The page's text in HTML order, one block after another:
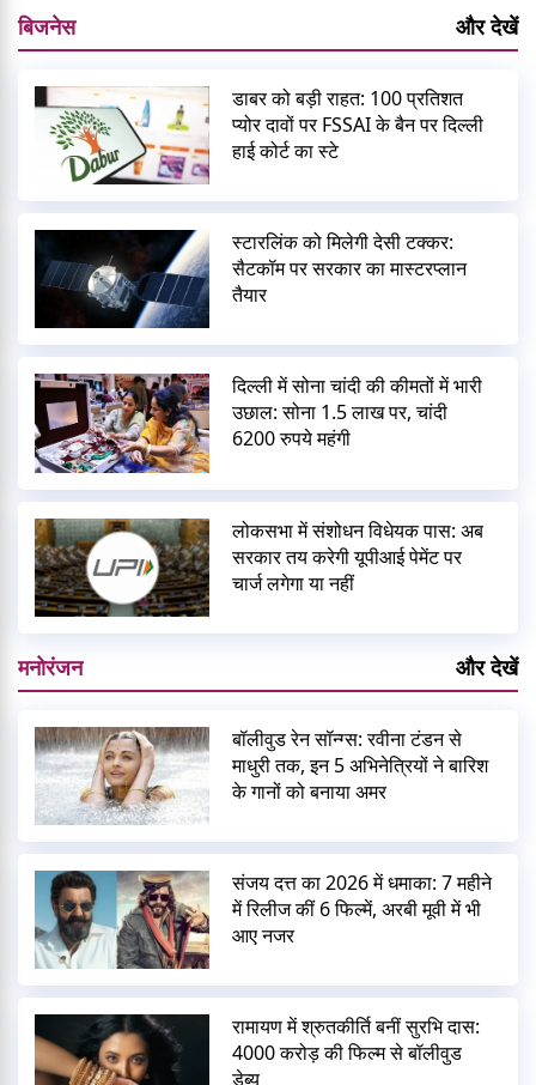
बिजनेस और देखें
डाबर को बड़ी राहत: 100 प्रतिशत
प्योर दावों पर FSSAI के बैन पर दिल्ली
हाई कोर्ट का स्टे
स्टारलिंक को मिलेगी देसी टक्कर:
सैटकॉम पर सरकार का मास्टरप्लान
तैयार
दिल्ली में सोना चांदी की कीमतों में भारी
उछाल: सोना 1.5 लाख पर, चांदी
6200 रुपये महंगी
लोकसभा में संशोधन विधेयक पास: अब
सरकार तय करेगी यूपीआई पेमेंट पर
चार्ज लगेगा या नहीं
मनोरंजन और देखें
बॉलीवुड रेन सॉन्ग्स: रवीना टंडन से
माधुरी तक, इन 5 अभिनेत्रियों ने बारिश
के गानों को बनाया अमर
संजय दत्त का 2026 में धमाका: 7 महीने
में रिलीज कीं 6 फिल्में, अरबी मूवी में भी
आए नजर
रामायण में श्रुतकीर्ति बनीं सुरभि दास:
4000 करोड़ की फिल्म से बॉलीवुड
डेब्यू